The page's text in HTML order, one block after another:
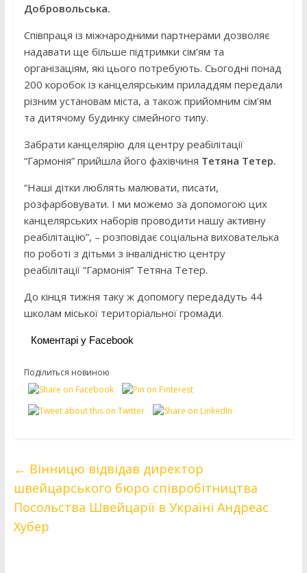
Добровольська.
Співпраця із міжнародними партнерами дозволяє
надавати ще більше підтримки сім’ям та
організаціям, які цього потребують. Сьогодні понад
200 коробок із канцелярським приладдям передали
різним установам міста, а також прийомним сім’ям
та дитячому будинку сімейного типу.
Забрати канцелярію для центру реабілітації
“Гармонія” прийшла його фахівчиня Тетяна Тетер.
“Наші дітки люблять малювати, писати,
розфарбовувати. І ми можемо за допомогою цих
канцелярських наборів проводити нашу активну
реабілітацію”, – розповідає соціальна вихователька
по роботі з дітьми з інвалідністю центру
реабілітації “Гармонія” Тетяна Тетер.
До кінця тижня таку ж допомогу передадуть 44
школам міської територіальної громади.
Коментарі у Facebook
Поділиться новиною
← Вінницю відвідав директор
швейцарського бюро співробітництва
Посольства Швейцарії в Україні Андреас
Хубер